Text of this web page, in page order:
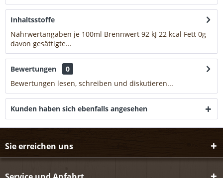
Inhaltsstoffe
Nährwertangaben je 100ml Brennwert 92 kJ 22 kcal Fett 0g
davon gesättigte...
Bewertungen
0
Bewertungen lesen, schreiben und diskutieren...
Kunden haben sich ebenfalls angesehen
Sie erreichen uns